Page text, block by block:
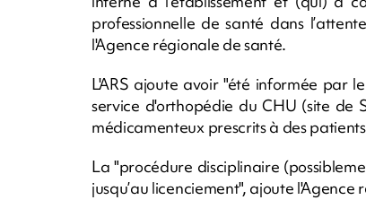
professionnelle de santé dans
l'Agence régionale de santé.
L'ARS ajoute avoir "été informée par
service d'orthopédie du CHU (site de
médicamenteux prescrits à des
La "procédure disciplinaire
jusqu’au licenciement", ajoute l'Agence